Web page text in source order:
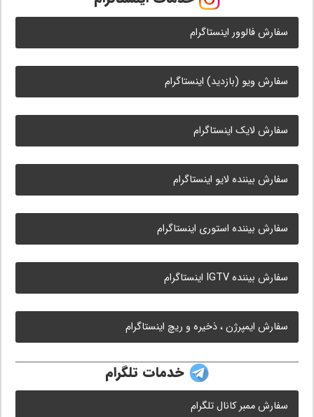
سفارش فالوور اینستاگرام
سفارش ویو (بازدید) اینستاگرام
سفارش لایک اینستاگرام
سفارش بیننده لایو اینستاگرام
سفارش بیننده استوری اینستاگرام
سفارش بیننده IGTV اینستاگرام
سفارش ایمپرژن ، ذخیره و ریچ اینستاگرام
خدمات تلگرام
سفارش ممبر کانال تلگرام